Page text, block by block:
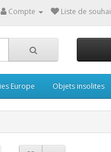
Compte Liste de
Europe Objets insolites